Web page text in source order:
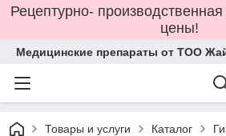
Рецептурно-
цены!
Медицинские препараты от ТОО
Товары и услуги Каталог